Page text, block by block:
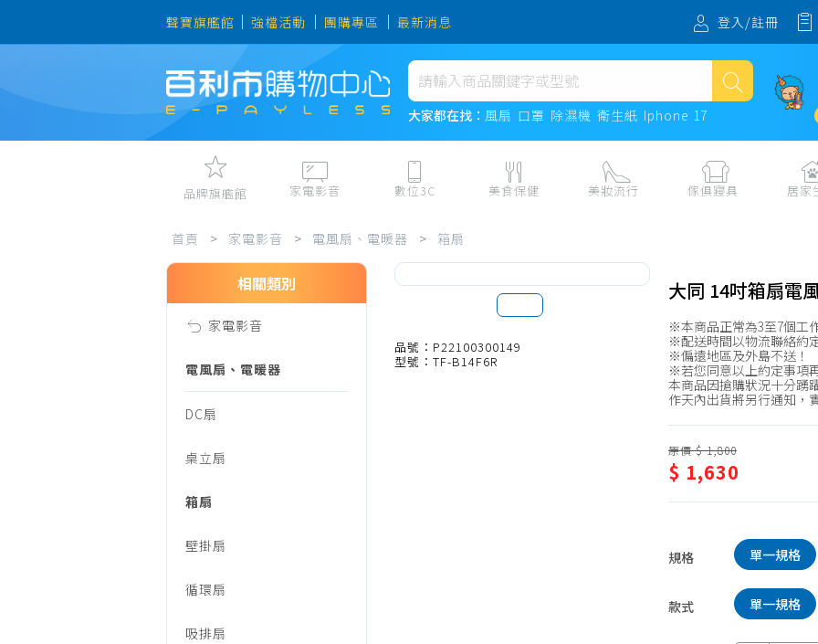
聲寶旗艦館 強檔活動 團購專區 最新消息 登入/註冊
大家都在找： 風扇 口罩 除濕機 衛生紙 Iphone 17
熱門搜尋
風扇
口罩
衛生紙
Iphone 17
品牌旗艦館 家電影音
電冰箱、冷凍櫃
清淨機、除濕機
廚衛三機
數位3C
筆電、桌機
美食保健
紙本票券
水、飲料、沖泡
民生食材、烹飪調味
熟食、小吃、滷味
美妝流行 傢俱寢具
寢具
衛浴
居家裝修
開運
園藝植栽
居家
餐廚
成人用品🔞
寵物飼料
首頁 > 家電影音 > 電風扇、電暖器 > 箱扇
相關類別
家電影音
電風扇、電暖器
DC扇
桌立扇
箱扇
壁掛扇
循環扇
吸排扇
品號：P22100300149
型號：TF-B14F6R
大同 14吋箱扇電
※本商品正常為3至7個工
※配送時間以物流聯絡約
※偏遠地區及外島不送！
※若您同意以上約定事項
本商品因搶購狀況十分踴
作天內出貨將另行通知，
原價 $ 1,800
$ 1,630
規格 單一規格
款式 單一規格